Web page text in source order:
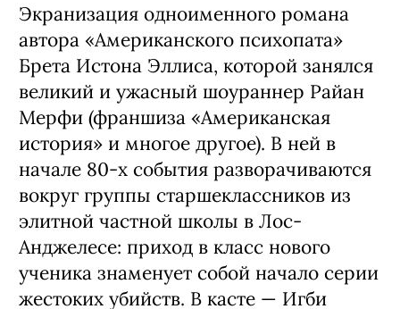
Экранизация одноименного романа
автора «Американского психопата»
Брета Истона Эллиса, которой занялся
великий и ужасный шоураннер Райан
Мерфи (франшиза «Американская
история» и многое другое). В ней в
начале 80-х события разворачиваются
вокруг группы старшеклассников из
элитной частной школы в Лос-
Анджелесе: приход в класс нового
ученика знаменует собой начало серии
жестоких убийств. В касте — Игби